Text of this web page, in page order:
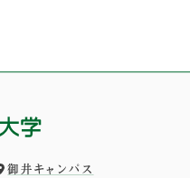
御井キャンパス